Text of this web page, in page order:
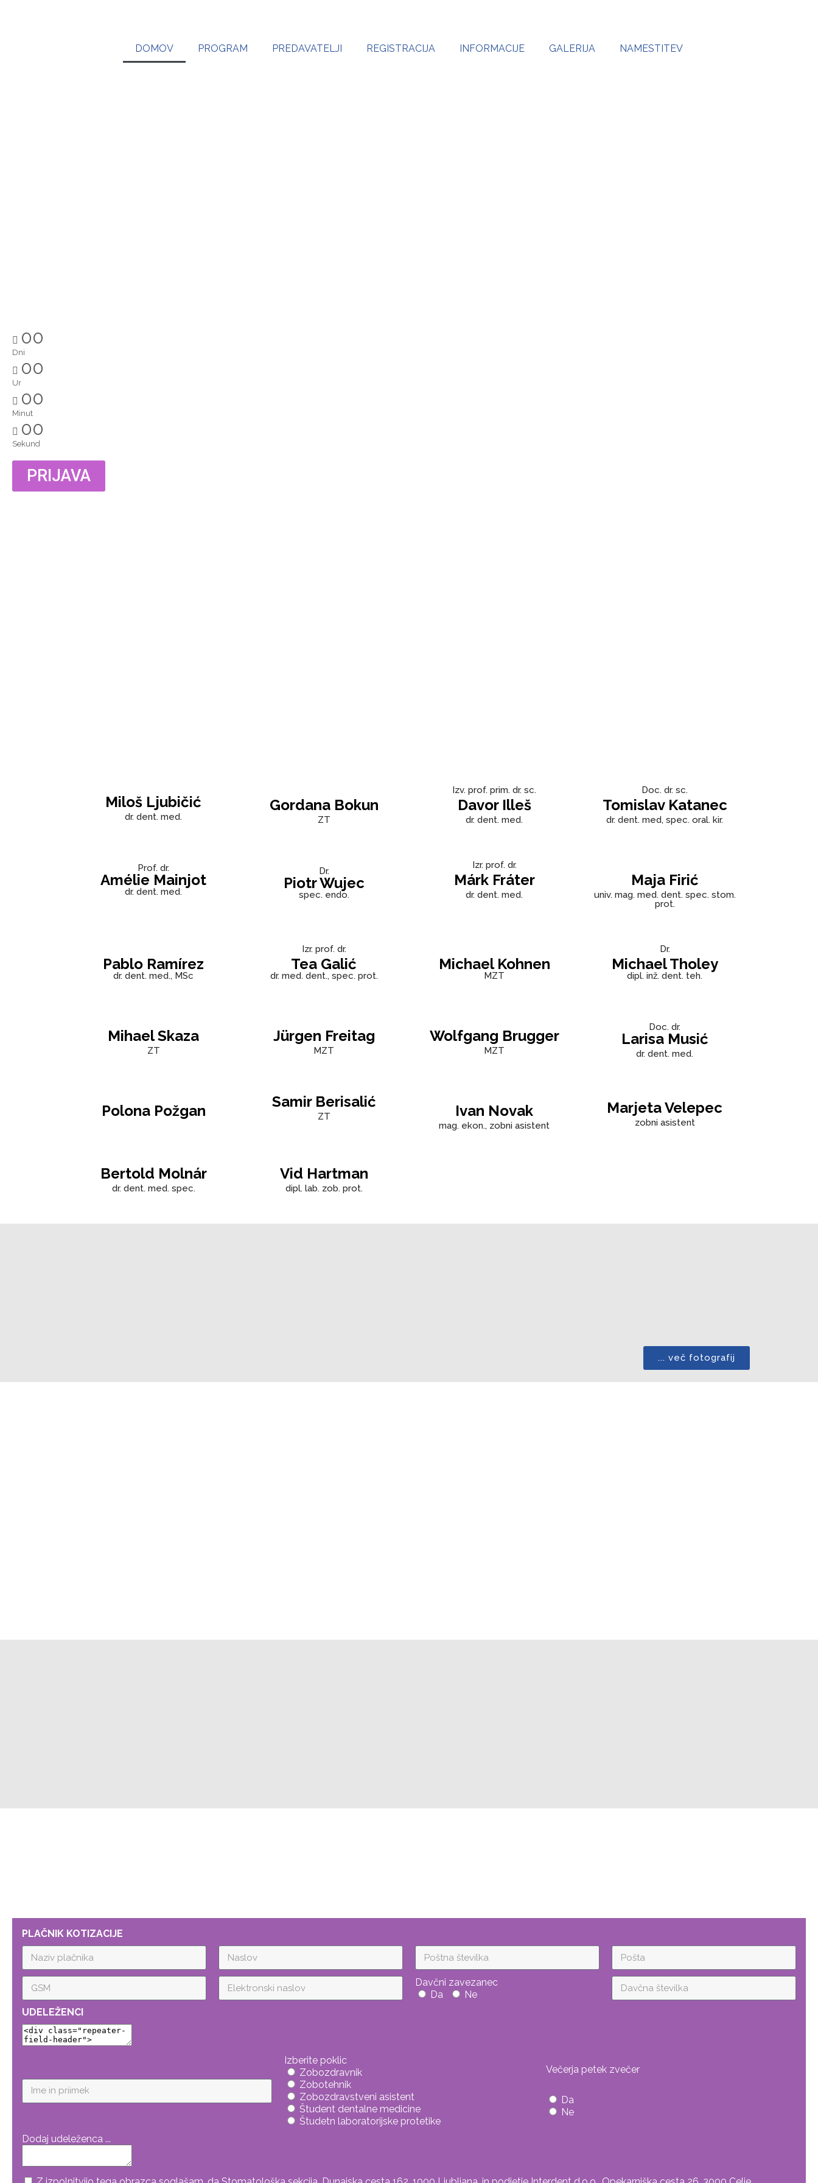
DOMOV PROGRAM PREDAVATELJI REGISTRACIJA INFORMACIJE GALERIJA NAMESTITEV
00
Dni
00
Ur
00
Minut
00
Sekund
PRIJAVA
Miloš Ljubičić
dr. dent. med.
Gordana Bokun
ZT
Izv. prof. prim. dr. sc.
Davor Illeš
dr. dent. med.
Doc. dr. sc.
Tomislav Katanec
dr. dent. med, spec. oral. kir.
Prof. dr.
Amélie Mainjot
dr. dent. med.
Dr.
Piotr Wujec
spec. endo.
Izr. prof. dr.
Márk Fráter
dr. dent. med.
Maja Firić
univ. mag. med. dent. spec. stom.
prot.
Pablo Ramírez
dr. dent. med., MSc
Izr. prof. dr.
Tea Galić
dr. med. dent., spec. prot.
Michael Kohnen
MZT
Dr.
Michael Tholey
dipl. inž. dent. teh.
Mihael Skaza
ZT
Jürgen Freitag
MZT
Wolfgang Brugger
MZT
Doc. dr.
Larisa Musić
dr. dent. med.
Polona Požgan
Samir Berisalić
ZT Ivan Novak
mag. ekon., zobni asistent
Marjeta Velepec
zobni asistent
Bertold Molnár
dr. dent. med. spec.
Vid Hartman
dipl. lab. zob. prot.
... več fotografij
PLAČNIK KOTIZACIJE
Davčni zavezanec
Da
Ne
UDELEŽENCI
Izberite poklic
Zobozdravnik
Zobotehnik
Zobozdravstveni asistent
Študent dentalne medicine
Študetn laboratorijske protetike
Večerja petek zvečer
Da
Ne
Dodaj udeleženca ...